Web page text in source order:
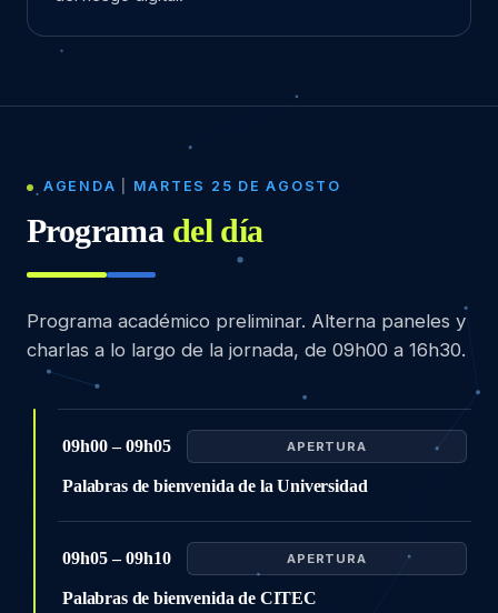
AGENDA MARTES 25 DE AGOSTO
Programa del día
Programa académico preliminar. Alterna paneles y
charlas a lo largo de la jornada, de 09h00 a 16h30.
09h00 – 09h05 APERTURA
Palabras de bienvenida de la Universidad
09h05 – 09h10 APERTURA
Palabras de bienvenida de CITEC